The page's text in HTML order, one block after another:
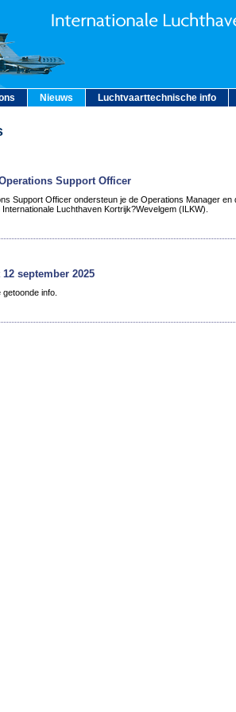
Nieuws Luchtvaarttechnische info
Support Officer
Support Officer ondersteun je de Operations Manager en
Luchthaven Kortrijk?Wevelgem (ILKW).
12 september 2025
info.